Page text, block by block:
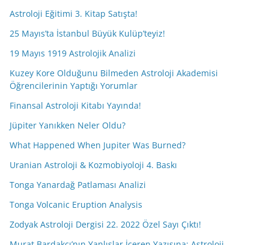
Astroloji Eğitimi 3. Kitap Satışta!
25 Mayıs’ta İstanbul Büyük Kulüp’teyiz!
19 Mayıs 1919 Astrolojik Analizi
Kuzey Kore Olduğunu Bilmeden Astroloji Akademisi
Öğrencilerinin Yaptığı Yorumlar
Finansal Astroloji Kitabı Yayında!
Jüpiter Yanıkken Neler Oldu?
What Happened When Jupiter Was Burned?
Uranian Astroloji & Kozmobiyoloji 4. Baskı
Tonga Yanardağ Patlaması Analizi
Tonga Volcanic Eruption Analysis
Zodyak Astroloji Dergisi 22. 2022 Özel Sayı Çıktı!